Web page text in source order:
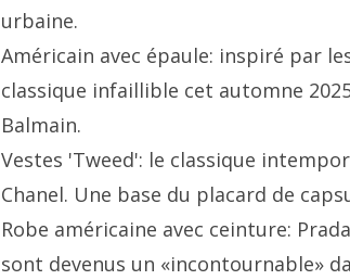
urbaine.
Américain avec épaule: inspiré par
classique infaillible cet automne
Balmain.
Vestes 'Tweed': le classique
Chanel. Une base du placard de
Robe américaine avec ceinture:
sont devenus un «incontournable»